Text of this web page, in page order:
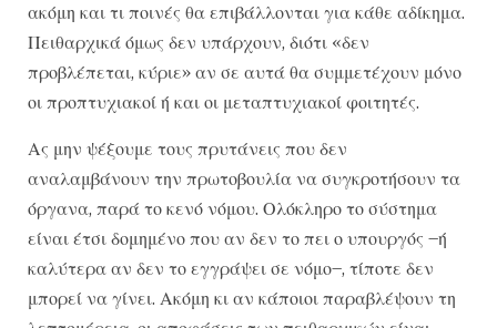
ακόμη και τι ποινές θα επιβάλλονται για κάθε αδίκημα.
Πειθαρχικά όμως δεν υπάρχουν, διότι «δεν
προβλέπεται, κύριε» αν σε αυτά θα συμμετέχουν μόνο
οι προπτυχιακοί ή και οι μεταπτυχιακοί φοιτητές.
Ας μην ψέξουμε τους πρυτάνεις που δεν
αναλαμβάνουν την πρωτοβουλία να συγκροτήσουν τα
όργανα, παρά το κενό νόμου. Ολόκληρο το σύστημα
είναι έτσι δομημένο που αν δεν το πει ο υπουργός –ή
καλύτερα αν δεν το εγγράψει σε νόμο–, τίποτε δεν
μπορεί να γίνει. Ακόμη κι αν κάποιοι παραβλέψουν τη